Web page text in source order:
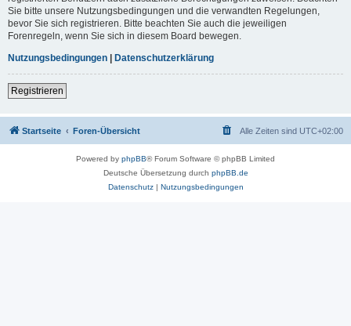
Sie bitte unsere Nutzungsbedingungen und die verwandten Regelungen,
bevor Sie sich registrieren. Bitte beachten Sie auch die jeweiligen
Forenregeln, wenn Sie sich in diesem Board bewegen.
Nutzungsbedingungen | Datenschutzerklärung
Registrieren
Startseite Foren-Übersicht Alle Zeiten sind UTC+02:00
Powered by phpBB® Forum Software © phpBB Limited
Deutsche Übersetzung durch phpBB.de
Datenschutz| Nutzungsbedingungen